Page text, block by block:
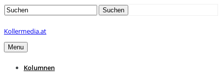
Search
Suchen
Kollermedia.at
Menu
Kolumnen